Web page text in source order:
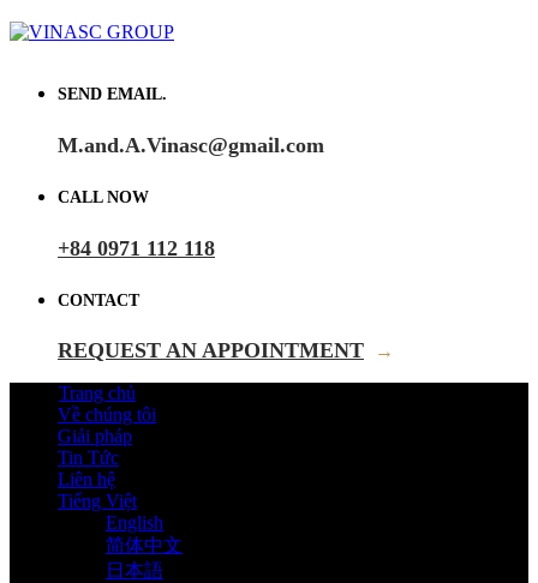
SEND EMAIL.
M.and.A.Vinasc@gmail.com
CALL NOW
+84 0971 112 118
CONTACT
REQUEST AN APPOINTMENT →
Trang chủ
Về chúng tôi
Giải pháp
Tin Tức
Liên hệ
Tiếng Việt
English
简体中文
日本語